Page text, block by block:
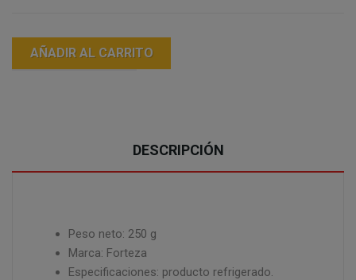
AÑADIR AL CARRITO
DESCRIPCIÓN
Peso neto: 250 g
Marca: Forteza
Especificaciones: producto refrigerado.